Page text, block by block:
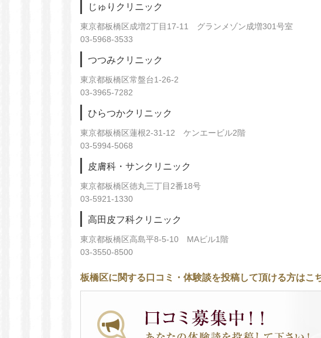
じゅりクリニック
東京都板橋区成増2丁目17-11 グランメゾン成増301号室
03-5968-3533
つつみクリニック
東京都板橋区常盤台1-26-2
03-3965-7282
ひらつかクリニック
東京都板橋区蓮根2-31-12 ケンエービル2階
03-5994-5068
皮膚科・サンクリニック
東京都板橋区徳丸三丁目2番18号
03-5921-1330
高田皮フ科クリニック
東京都板橋区高島平8-5-10 MAビル1階
03-3550-8500
板橋区に関する口コミ・体験談を投稿して頂ける方はこ